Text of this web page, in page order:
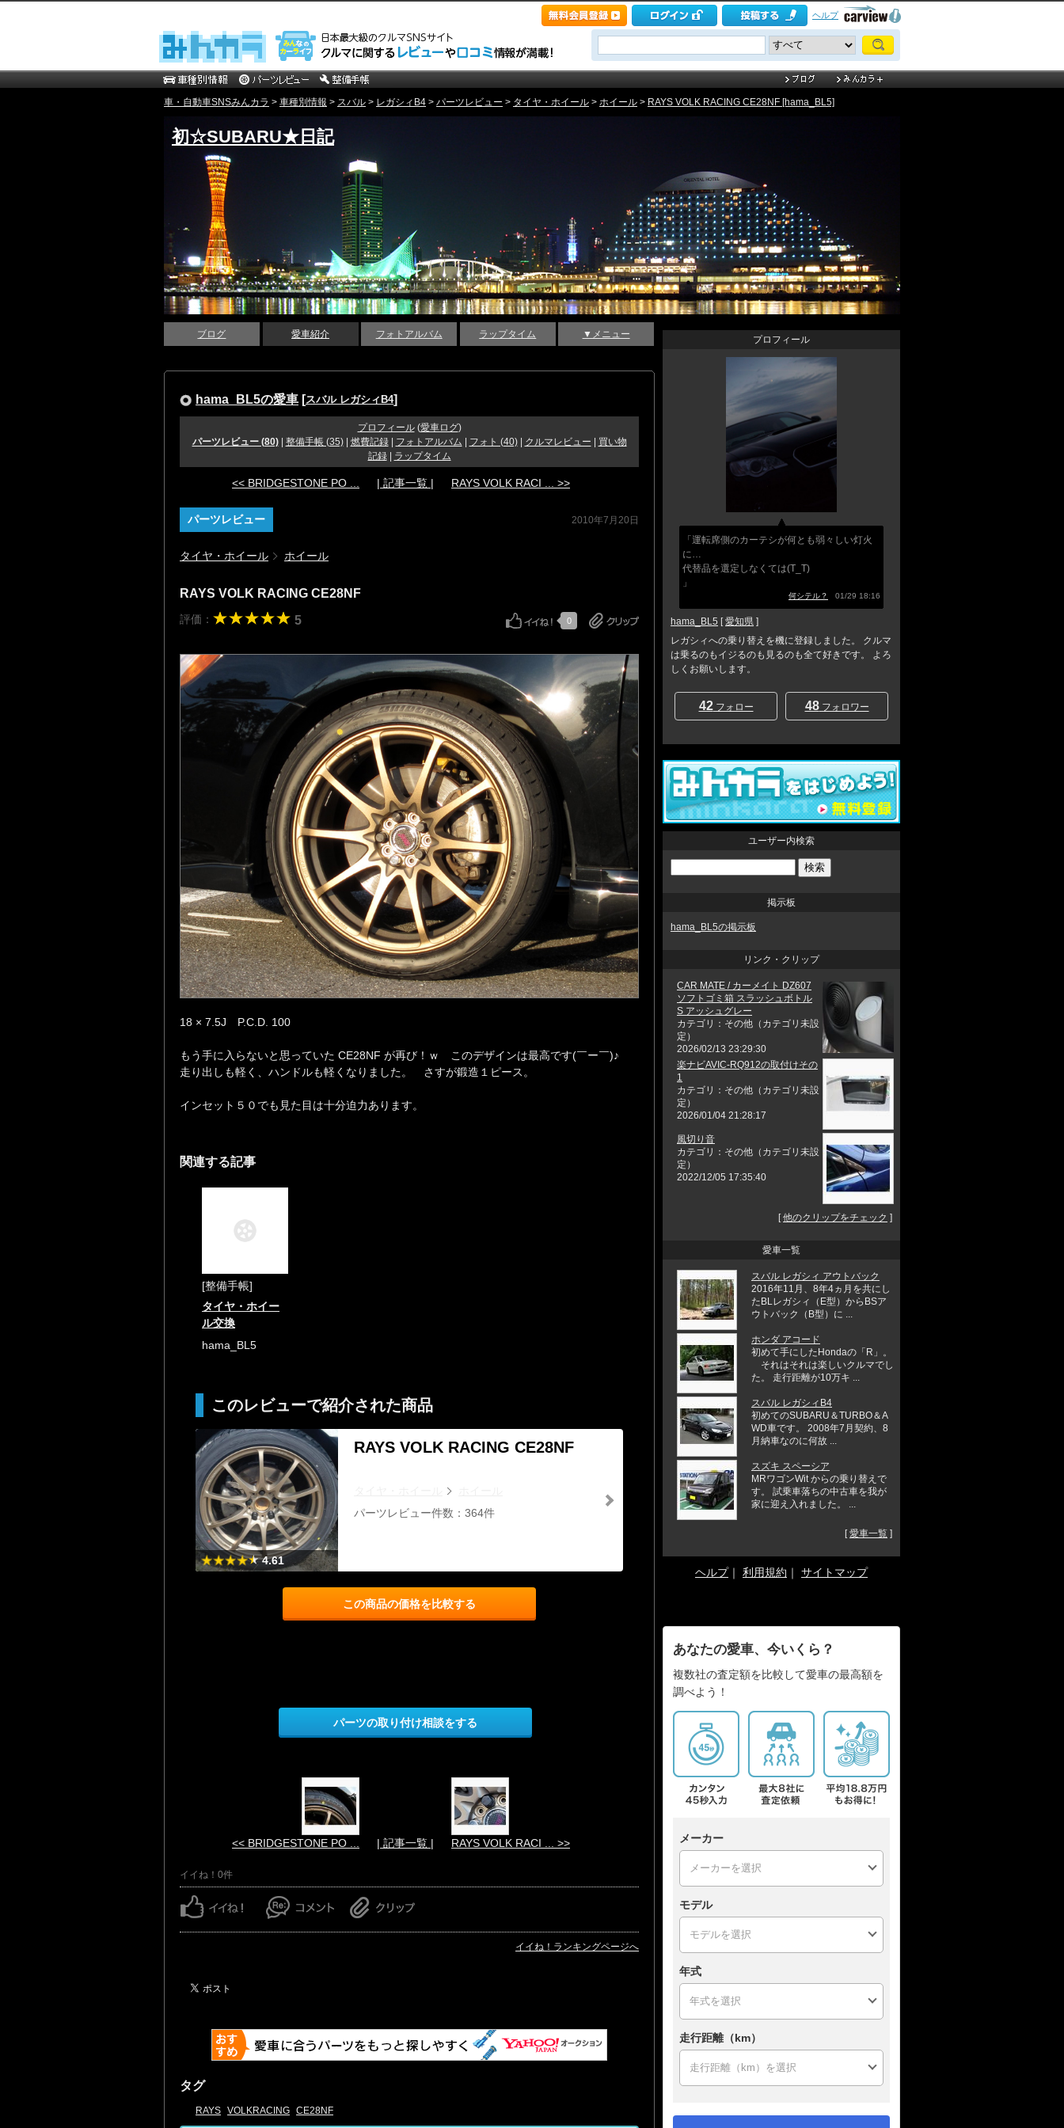
ヘルプ
車・自動車SNSみんカラ > 車種別情報 > スバル > レガシィB4 > パーツレビュー > タイヤ・ホイール > ホイール > RAYS VOLK RACING CE28NF [hama_BL5]
初☆SUBARU★日記
ブログ 愛車紹介 フォトアルバム ラップタイム ▼メニュー
hama_BL5の愛車 [スバル レガシィB4]
プロフィール(愛車ログ)
パーツレビュー (80)| 整備手帳 (35)| 燃費記録| フォトアルバム フォト (40)| クルマレビュー
買い物
記録| ラップタイム
<< BRIDGESTONE PO ... | 記事一覧 | RAYS VOLK RACI ... >>
パーツレビュー 2010年7月20日
タイヤ・ホイール ホイール
RAYS VOLK RACING CE28NF
評価： 5 0
18 × 7.5J P.C.D. 100
もう手に入らないと思っていた CE28NF が再び！ｗ このデザインは最高です(￣ー￣)♪
走り出しも軽く、ハンドルも軽くなりました。 さすが鍛造１ピース。
インセット５０でも見た目は十分迫力あります。
関連する記事
[整備手帳]
タイヤ・ホイー
ル交換
hama_BL5
このレビューで紹介された商品
4.61
RAYS VOLK RACING CE28NF
パーツレビュー件数：364件
この商品の価格を比較する
パーツの取り付け相談をする
<< BRIDGESTONE PO ... | 記事一覧 | RAYS VOLK RACI ... >>
イイね！0件
イイね！ランキングページへ
タグ
RAYS VOLKRACING CE28NF
プロフィール
「運転席側のカーテシが何とも弱々しい灯火
に…
代替品を選定しなくては(T_T)
」
何シテル？ 01/29 18:16
hama_BL5 [愛知県 ]
レガシィへの乗り替えを機に登録しました。 クルマ
は乗るのもイジるのも見るのも全て好きです。 よろ
しくお願いします。
42フォロー 48フォロワー
ユーザー内検索
掲示板
hama_BL5の掲示板
リンク・クリップ
CAR MATE / カーメイト DZ607
ソフトゴミ箱 スラッシュボトル
S アッシュグレー
カテゴリ：その他（カテゴリ未設
定）
2026/02/13 23:29:30
楽ナビAVIC-RQ912の取付けその
1
カテゴリ：その他（カテゴリ未設
定）
2026/01/04 21:28:17
風切り音
カテゴリ：その他（カテゴリ未設
定）
2022/12/05 17:35:40
[他のクリップをチェック ]
愛車一覧
スバル レガシィ アウトバック
2016年11月、8年4ヵ月を共にし
たBLレガシィ（E型）からBSア
ウトバック（B型）に ...
ホンダ アコード
初めて手にしたHondaの「R」。
それはそれは楽しいクルマでし
た。 走行距離が10万キ ...
スバル レガシィB4
初めてのSUBARU＆TURBO＆A
WD車です。 2008年7月契約、8
月納車なのに何故 ...
スズキ スペーシア
MRワゴンWit からの乗り替えで
す。 試乗車落ちの中古車を我が
家に迎え入れました。 ...
[愛車一覧 ]
ヘルプ｜ 利用規約 ｜ サイトマップ
あなたの愛車、今いくら？
複数社の査定額を比較して愛車の最高額を
調べよう！
メーカー
モデル
年式
走行距離（km）